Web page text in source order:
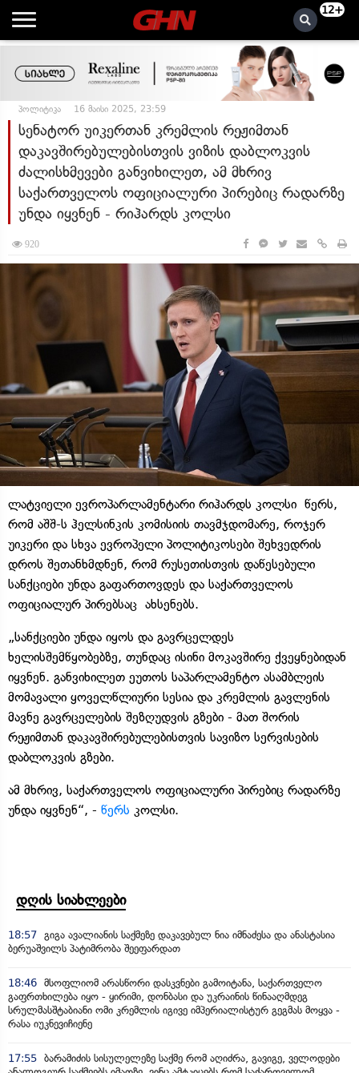
12+
პოლიტიკა 16 მაისი 2025, 23:59
სენატორ უიკერთან კრემლის რეჟიმთან
დაკავშირებულებისთვის ვიზის დაბლოკვის
ძალისხმევები განვიხილეთ, ამ მხრივ
საქართველოს ოფიციალური პირებიც რადარზე
უნდა იყვნენ - რიჰარდს კოლსი
920
ლატვიელი ევროპარლამენტარი რიჰარდს კოლსი წერს,
რომ აშშ-ს ჰელსინკის კომისიის თავმჯდომარე, როჯერ
უიკერი და სხვა ევროპელი პოლიტიკოსები შეხვედრის
დროს შეთანხმდნენ, რომ რუსეთისთვის დაწესებული
სანქციები უნდა გაფართოვდეს და საქართველოს
ოფიციალურ პირებსაც ახსენებს.
„სანქციები უნდა იყოს და გავრცელდეს
ხელისშემწყობებზე, თუნდაც ისინი მოკავშირე ქვეყნებიდან
იყვნენ. განვიხილეთ ეუთოს საპარლამენტო ასამბლეის
მომავალი ყოველწლიური სესია და კრემლის გავლენის
მავნე გავრცელების შეზღუდვის გზები - მათ შორის
რეჟიმთან დაკავშირებულებისთვის სავიზო სერვისების
დაბლოკვის გზები.
ამ მხრივ, საქართველოს ოფიციალური პირებიც რადარზე
უნდა იყვნენ“, - წერს კოლსი.
დღის სიახლეები
18:57 გიგა ავალიანის საქმეზე დაკავებულ ნია იმნაძესა და ანასტასია
ბერუაშვილს პატიმრობა შეეფარდათ
18:46 მსოფლიომ არასწორი დასკვნები გამოიტანა, საქართველო
გაფრთხილება იყო - ყირიმი, დონბასი და უკრაინის წინააღმდეგ
სრულმასშტაბიანი ომი კრემლის იგივე იმპერიალისტურ გეგმას მოყვა -
რასა იუკნევიჩიენე
17:55 ბარამიძის სისულელეზე საქმე რომ აღიძრა, გავიგე, ველოდები